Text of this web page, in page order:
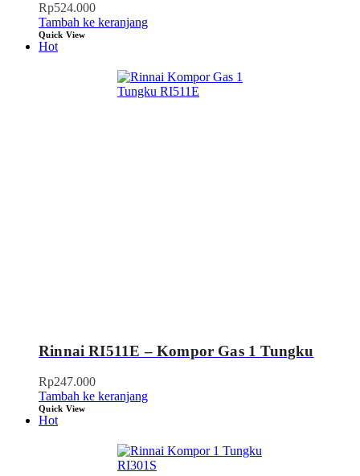
Rp524.000
Tambah ke keranjang
Quick View
Hot
Rinnai RI511E – Kompor Gas 1 Tungku
Rp247.000
Tambah ke keranjang
Quick View
Hot